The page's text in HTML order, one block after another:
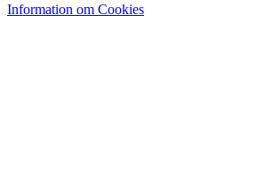
Information om Cookies